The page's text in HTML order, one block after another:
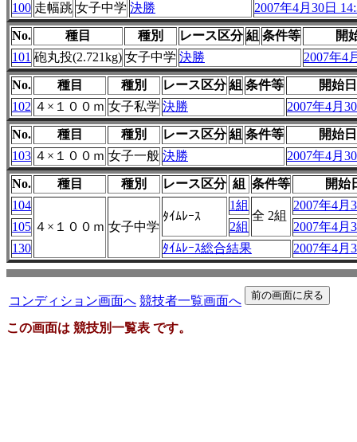
100 走幅跳 女子中学 決勝 2007年4月30日
No. 種目 種別 レース区分 組 条件等
開
101 砲丸投(2.721kg) 女子中学 決勝 2007年4
No. 種目 種別 レース区分 組 条件等
開始
102 ４×１００ｍ 女子私学 決勝 2007年4月
No. 種目 種別 レース区分 組 条件等
開始
103 ４×１００ｍ 女子一般 決勝 2007年4月
No. 種目 種別 レース区分 組 条件等
開始
104
４×１００ｍ 女子中学
ﾀｲﾑﾚｰｽ
1組
全 2組
2007年4月
105
2組
2007年4月
130
ﾀｲﾑﾚｰｽ総合結果 2007年4月
コンディション画面へ 競技者一覧画面へ
この画面は 競技別一覧表 です。